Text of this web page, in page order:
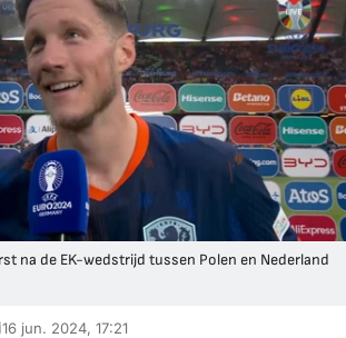
na de EK-wedstrijd tussen Polen en Nederland
16 jun. 2024, 17:21